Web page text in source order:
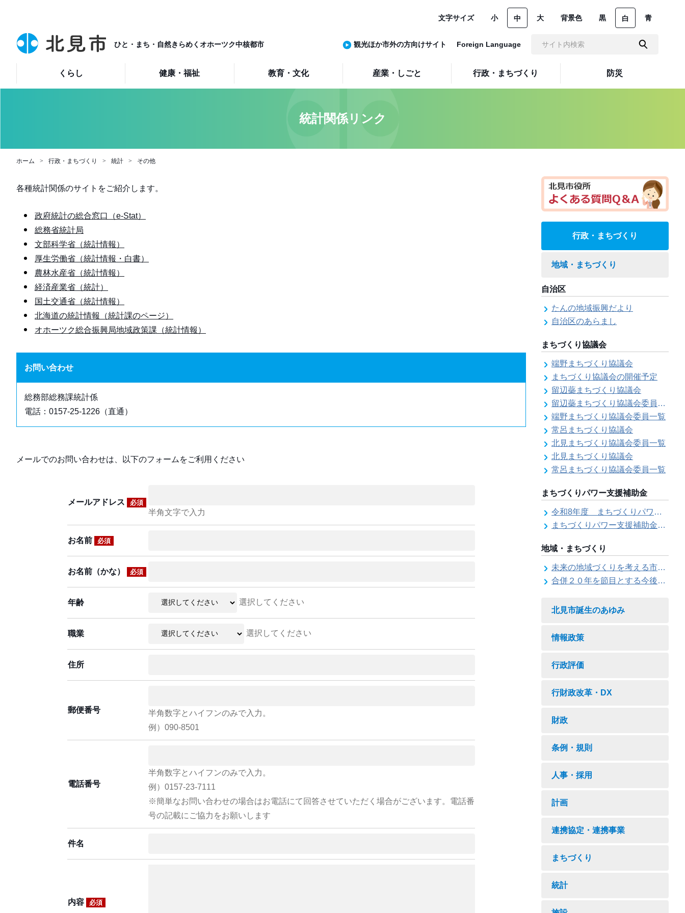
ひと・まち・自然きらめくオホーツク中核都市
くらし 健康・福祉 教育・文化 産業・しごと 行政・まちづくり 防災
文字サイズ 小 中 大 背景色 黒 白 青
観光ほか市外の方向けサイト Foreign Language
統計関係リンク
ホーム 行政・まちづくり 統計 その他
各種統計関係のサイトをご紹介します。
政府統計の総合窓口（e-Stat）
総務省統計局
文部科学省（統計情報）
厚生労働省（統計情報・白書）
農林水産省（統計情報）
経済産業省（統計）
国土交通省（統計情報）
北海道の統計情報（統計課のページ）
オホーツク総合振興局地域政策課（統計情報）
お問い合わせ
総務部総務課統計係
電話：0157-25-1226（直通）
メールでのお問い合わせは、以下のフォームをご利用ください
メールアドレス 必須
半角文字で入力
お名前 必須
お名前（かな） 必須
年齢 選択してください
職業 選択してください
住所
郵便番号
半角数字とハイフンのみで入力。
例）090-8501
電話番号
半角数字とハイフンのみで入力。
例）0157-23-7111
※簡単なお問い合わせの場合はお電話にて回答させていただく場合がございます。電話番
号の記載にご協力をお願いします
件名
内容 必須
行政・まちづくり
地域・まちづくり
自治区
たんの地域振興だより
自治区のあらまし
まちづくり協議会
端野まちづくり協議会
まちづくり協議会の開催予定
留辺蘂まちづくり協議会
留辺蘂まちづくり協議会委員一覧
端野まちづくり協議会委員一覧
常呂まちづくり協議会
北見まちづくり協議会委員一覧
北見まちづくり協議会
常呂まちづくり協議会委員一覧
まちづくりパワー支援補助金
令和8年度 まちづくりパワー支援補助金の募集【受付は終了しました。】
まちづくりパワー支援補助金の交付結果
地域・まちづくり
未来の地域づくりを考える市民会議
合併２０年を節目とする今後の地域づくりに関する市長懇話会
北見市誕生のあゆみ
情報政策
行政評価
行財政改革・DX
財政
条例・規則
人事・採用
計画
連携協定・連携事業
まちづくり
統計